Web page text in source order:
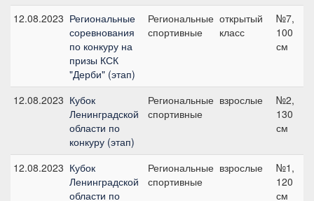
12.08.2023 Региональные
соревнования
по конкуру на
призы КСК
"Дерби" (этап)
Региональные
спортивные
открытый
класс
№7,
100
см
12.08.2023 Кубок
Ленинградской
области по
конкуру (этап)
Региональные
спортивные
взрослые
№2,
130
см
12.08.2023 Кубок
Ленинградской
области по
Региональные
спортивные
взрослые
№1,
120
см